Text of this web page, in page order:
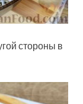
стороны в